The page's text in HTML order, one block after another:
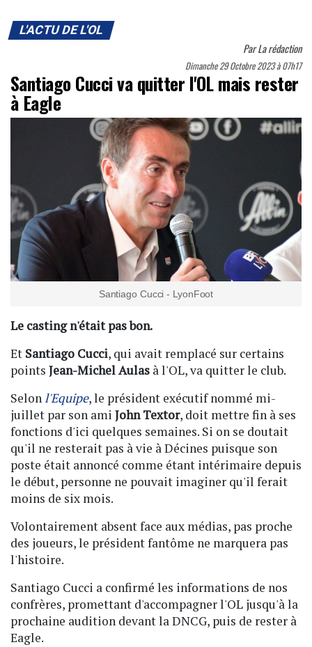
L'ACTU DE L'OL
ParLa rédaction
Dimanche 29 Octobre 2023 à 07h17
Santiago Cucci va quitter l'OL mais rester
à Eagle
Santiago Cucci - LyonFoot
Le casting n'était pas bon.
Et Santiago Cucci, qui avait remplacé sur certains
points Jean-Michel Aulas à l'OL, va quitter le club.
Selonl'Equipe, le président exécutif nommé mi-
juillet par son ami John Textor, doit mettre fin à ses
fonctions d'ici quelques semaines. Si on se doutait
qu'il ne resterait pas à vie à Décines puisque son
poste était annoncé comme étant intérimaire depuis
le début, personne ne pouvait imaginer qu'il ferait
moins de six mois.
Volontairement absent face aux médias, pas proche
des joueurs, le président fantôme ne marquera pas
l'histoire.
Santiago Cucci a confirmé les informations de nos
confrères, promettant d'accompagner l'OL jusqu'à la
prochaine audition devant la DNCG, puis de rester à
Eagle.